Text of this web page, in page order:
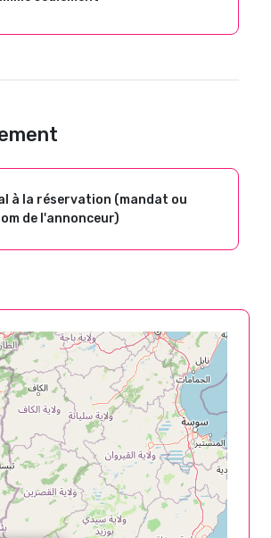
à la réservation (mandat ou
de l'annonceur)